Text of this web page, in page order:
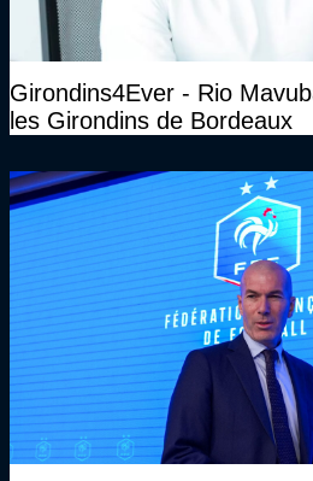
Girondins4Ever - Rio
les Girondins de Bordeaux